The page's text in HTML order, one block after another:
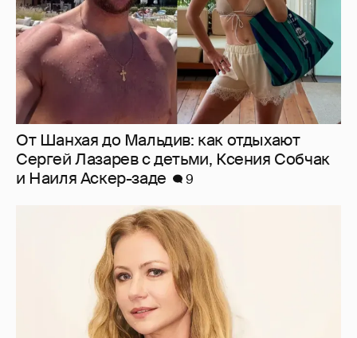
"Заявил себя простым монтировщиком,
дабы не платить алименты". Мария
Миронова упрекнула бывшего мужа, с
которым судится за сына
19